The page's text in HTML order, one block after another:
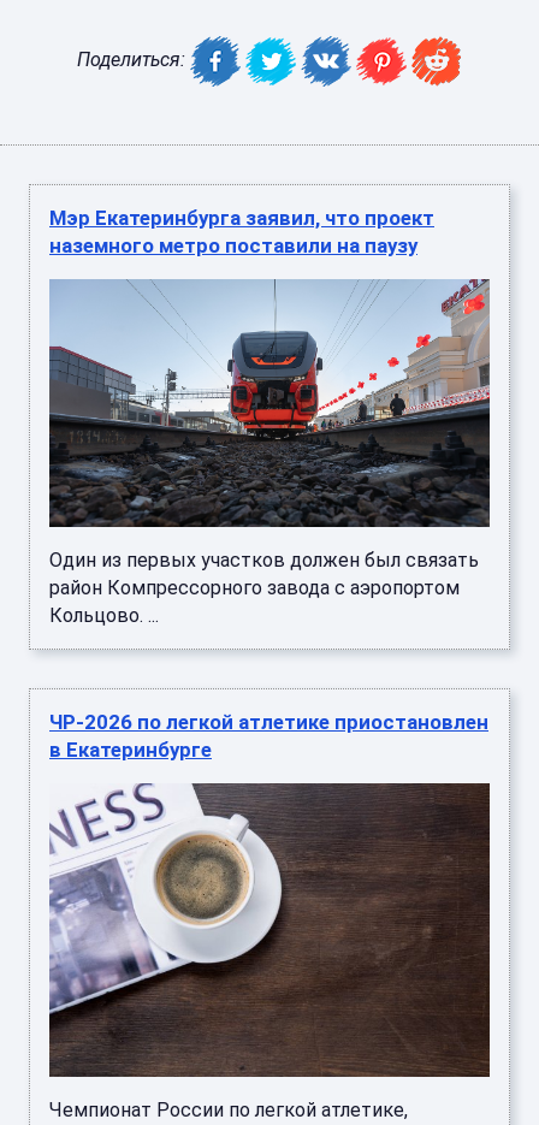
Поделиться:
Мэр Екатеринбурга заявил, что проект
наземного метро поставили на паузу
Один из первых участков должен был связать
район Компрессорного завода с аэропортом
Кольцово. ...
ЧР-2026 по легкой атлетике приостановлен
в Екатеринбурге
Чемпионат России по легкой атлетике,